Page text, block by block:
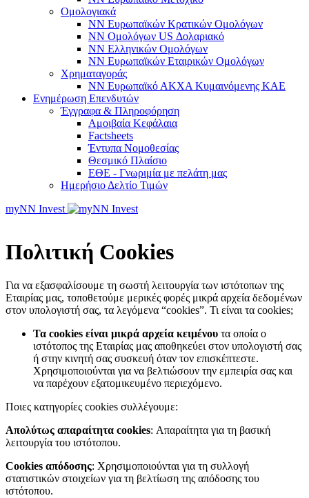
Ομολογιακά
NN Ευρωπαϊκών Κρατικών Ομολόγων
NN Oμολόγων US Δολαριακό
ΝΝ Ελληνικών Ομολόγων
NN Ευρωπαϊκών Εταιρικών Ομολόγων
Χρηματαγοράς
NN Ευρωπαϊκό ΑΚΧΑ Κυμαινόμενης ΚΑΕ
Ενημέρωση Επενδυτών
Έγγραφα & Πληροφόρηση
Αμοιβαία Κεφάλαια
Factsheets
Έντυπα Νομοθεσίας
Θεσμικό Πλαίσιο
ΕΘΕ - Γνωριμία με πελάτη μας
Ημερήσιο Δελτίο Τιμών
myNN Invest
Πολιτική Cookies
Για να εξασφαλίσουμε τη σωστή λειτουργία των ιστότοπων της
Εταιρίας μας, τοποθετούμε μερικές φορές μικρά αρχεία δεδομένων
στον υπολογιστή σας, τα λεγόμενα “cookies”. Τι είναι τα cookies;
Τα cookies είναι μικρά αρχεία κειμένου τα οποία ο
ιστότοπος της Εταιρίας μας αποθηκεύει στον υπολογιστή σας
ή στην κινητή σας συσκευή όταν τον επισκέπτεστε.
Χρησιμοποιούνται για να βελτιώσουν την εμπειρία σας και
να παρέχουν εξατομικευμένο περιεχόμενο.
Ποιες κατηγορίες cookies συλλέγουμε:
Απολύτως απαραίτητα cookies: Απαραίτητα για τη βασική
λειτουργία του ιστότοπου.
Cookies απόδοσης: Χρησιμοποιούνται για τη συλλογή
στατιστικών στοιχείων για τη βελτίωση της απόδοσης του
ιστότοπου.